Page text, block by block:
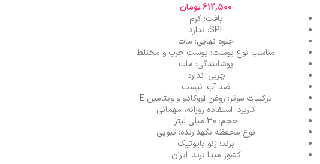
612,500تومان
بافت: کرم
SPF: ندارد
جلوه نهایی: مات
مناسب نوع پوست: پوست چرب و مختلط
پوشانندگی: مات
چربی: ندارد
ضد آب: نیست
ترکیبات موثر: روغن آووکادو و ویتامین E
کاربرد: استفاده روزانه، مهمانی
حجم: 30 میلی لیتر
نوع محفظه نگهدارنده: تیوپی
برند: ژنو بایوتیک
کشور مبدا برند: ایران